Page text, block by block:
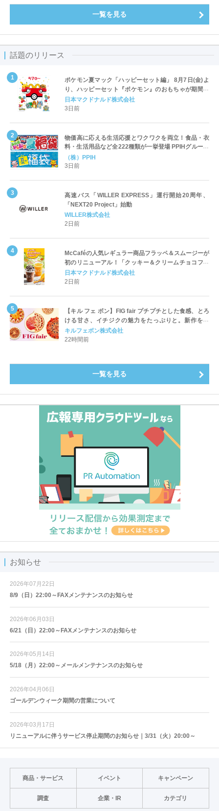
一覧を見る
話題のリリース
ポケモン夏マック「ハッピーセット編」 8月7日(金)よ
り、ハッピーセット『ポケモン』のおもちゃが期間限
定登場
日本マクドナルド株式会社
3日前
物価高に応える生活応援とワクワクを両立！食品・衣
料・生活用品など全222種類が一挙登場 PPIHグループ
「夏福袋」＆セール 8月6日(木)より順次スタート
（株）PPIH
3日前
高速バス「WILLER EXPRESS」運行開始20周年、
「NEXT20 Project」始動
WILLER株式会社
2日前
McCaféの人気レギュラー商品フラッペ＆スムージーが
初のリニューアル！「クッキー＆クリームチョコフラ
ッペ」「マンゴースムージー」8月5日（水）から販売
開始
日本マクドナルド株式会社
2日前
【キル フェ ボン】FIG fair プチプチとした食感、とろ
ける甘さ、イチジクの魅力をたっぷりと。新作を含
め、イチジク尽くしの全4種が登場8月20日（木）スタ
ート
キルフェボン株式会社
22時間前
一覧を見る
お知らせ
2026年07月22日
8/9（日）22:00～FAXメンテナンスのお知らせ
2026年06月03日
6/21（日）22:00～FAXメンテナンスのお知らせ
2026年05月14日
5/18（月）22:00～メールメンテナンスのお知らせ
2026年04月06日
ゴールデンウィーク期間の営業について
2026年03月17日
リニューアルに伴うサービス停止期間のお知らせ｜3/31（火）20:00～
商品・サービス イベント キャンペーン
調査 企業・IR カテゴリ